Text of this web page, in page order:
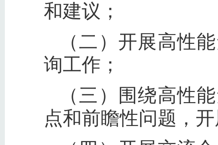
和建议；
（二）开展高性
询工作；
（三）围绕高性
点和前瞻性问题，